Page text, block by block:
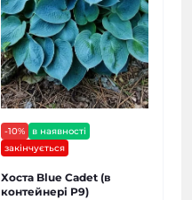
-10%
в наявності
закінчується
Хоста Blue Cadet (в
контейнері Р9)